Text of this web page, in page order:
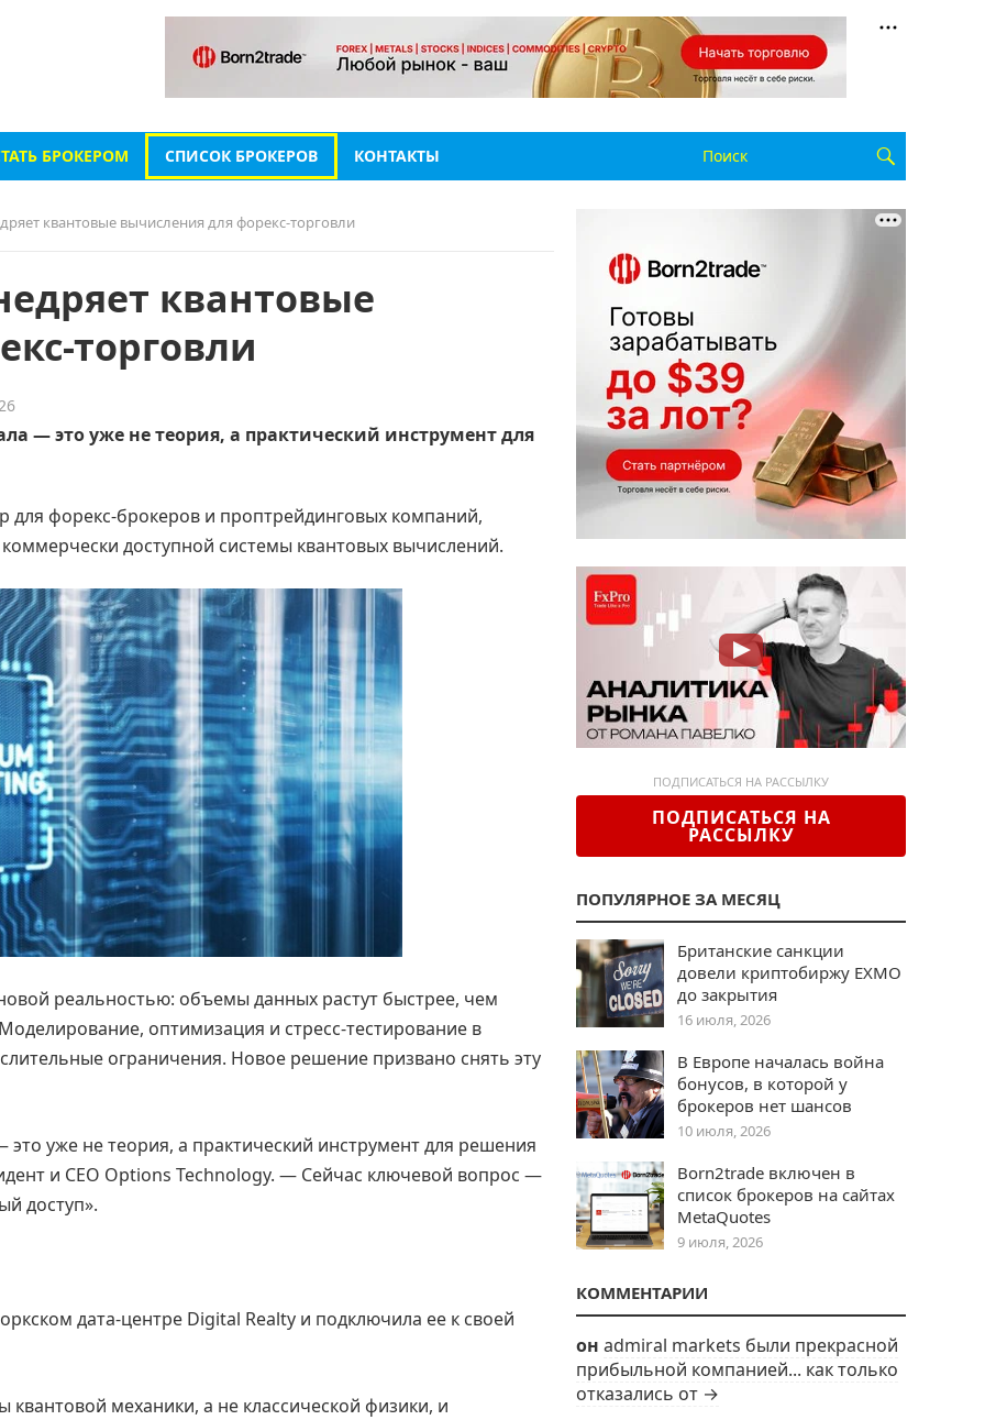
БРОКЕРОМ СПИСОК БРОКЕРОВ КОНТАКТЫ
квантовые вычисления для форекс-торговли
квантовые
торговли
— это уже не теория, а практический инструмент для
для форекс-брокеров и проптрейдинговых компаний,
доступной системы квантовых вычислений.
реальностью: объемы данных растут быстрее, чем
оптимизация и стресс-тестирование в
ограничения. Новое решение призвано снять эту
уже не теория, а практический инструмент для решения
и CEO Options Technology. — Сейчас ключевой вопрос —
доступ».
дата-центре Digital Realty и подключила ее к своей
механики, а не классической физики, и
ПОДПИСАТЬСЯ НА РАССЫЛКУ
ПОДПИСАТЬСЯ НА
РАССЫЛКУ
ПОПУЛЯРНОЕ ЗА МЕСЯЦ
Британские санкции
довели криптобиржу EXMO
до закрытия
16 июля, 2026
В Европе началась война
бонусов, в которой у
брокеров нет шансов
10 июля, 2026
Born2trade включен в
список брокеров на сайтах
MetaQuotes
9 июля, 2026
КОММЕНТАРИИ
он admiral markets были прекрасной
прибыльной компанией... как только
отказались от →